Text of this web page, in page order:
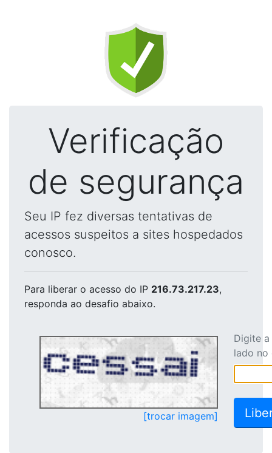
Verificação
de segurança
Seu IP fez diversas tentativas de
acessos suspeitos a sites hospedados
conosco.
Para liberar o acesso do IP 216.73.217.23,
responda ao desafio abaixo.
[trocar imagem]
Digite
lado no